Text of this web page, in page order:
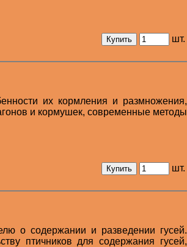
шт.
их кормления и размножения,
и кормушек, современные методы
шт.
о содержании и разведении гусей.
птичников для содержания гусей,